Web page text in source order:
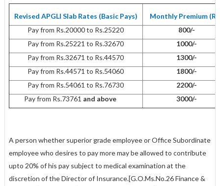
Revised APGLI Slab Rates (Basic Pays)
Monthly Premium
Pay from Rs.20000 to Rs.25220
800/-
Pay from Rs.25221 to Rs.32670
1000/-
Pay from Rs.32671 to Rs.44570
1300/-
Pay from Rs.44571 to Rs.54060
1800/-
Pay from Rs.54061 to Rs.76730
2200/-
Pay from Rs.73761 and above 3000/-
A person whether superior grade employee or Office Subordinate
employee who desires to pay more may be allowed to contribute
upto 20% of his pay subject to medical examination at the
discretion of the Director of Insurance.[G.O.Ms.No.26 Finance &